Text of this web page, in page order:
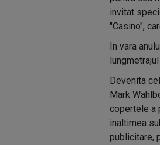
invitat
"Casino",
In vara
Devenita
Mark
copertele a
inaltimea
publicitare,